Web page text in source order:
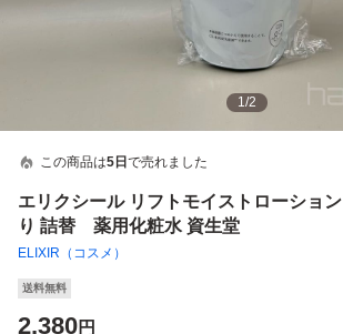
1/2
この商品は5日 で売れました
エリクシール リフトモイストローショ
り 詰替 薬用化粧水 資生堂
ELIXIR（コスメ）
送料無料
2,380円